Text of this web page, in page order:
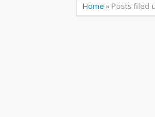
Home » Posts filed